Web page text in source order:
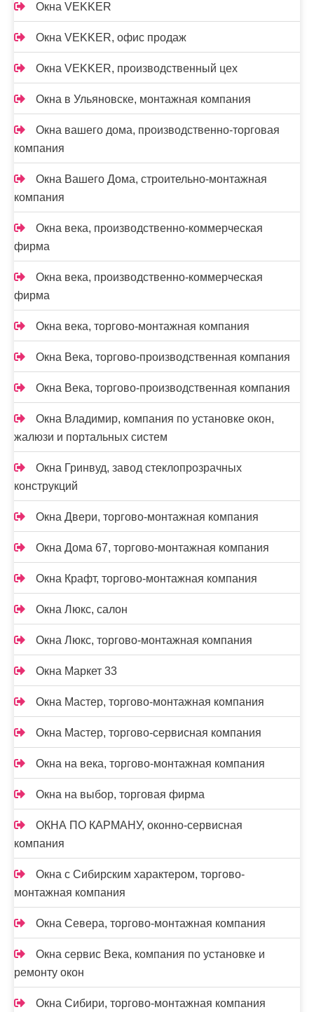
Окна VEKKER
Окна VEKKER, офис продаж
Окна VEKKER, производственный цех
Окна в Ульяновске, монтажная компания
Окна вашего дома, производственно-торговая
компания
Окна Вашего Дома, строительно-монтажная
компания
Окна века, производственно-коммерческая
фирма
Окна века, производственно-коммерческая
фирма
Окна века, торгово-монтажная компания
Окна Века, торгово-производственная компания
Окна Века, торгово-производственная компания
Окна Владимир, компания по установке окон,
жалюзи и портальных систем
Окна Гринвуд, завод стеклопрозрачных
конструкций
Окна Двери, торгово-монтажная компания
Окна Дома 67, торгово-монтажная компания
Окна Крафт, торгово-монтажная компания
Окна Люкс, салон
Окна Люкс, торгово-монтажная компания
Окна Маркет 33
Окна Мастер, торгово-монтажная компания
Окна Мастер, торгово-сервисная компания
Окна на века, торгово-монтажная компания
Окна на выбор, торговая фирма
ОКНА ПО КАРМАНУ, оконно-сервисная
компания
Окна с Сибирским характером, торгово-
монтажная компания
Окна Севера, торгово-монтажная компания
Окна сервис Века, компания по установке и
ремонту окон
Окна Сибири, торгово-монтажная компания